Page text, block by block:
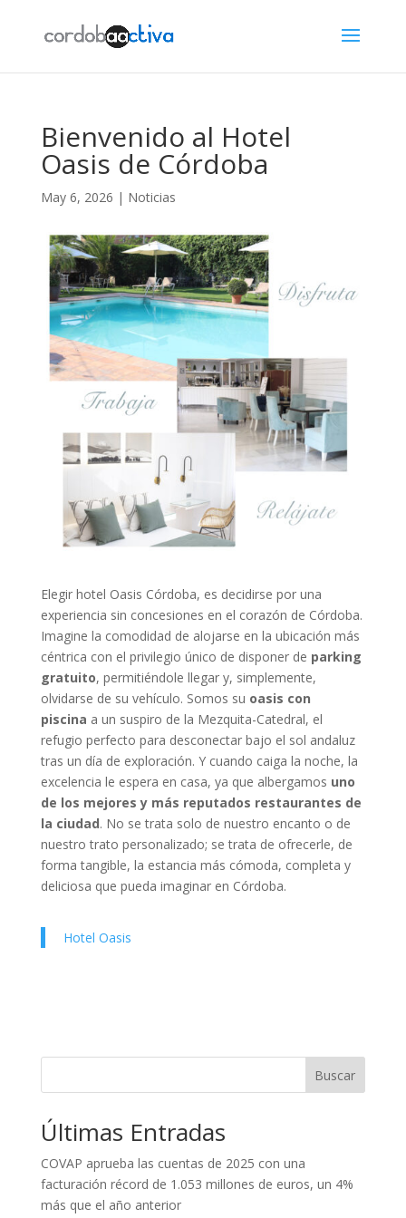
Bienvenido al Hotel
Oasis de Córdoba
May 6, 2026 | Noticias
Elegir hotel Oasis Córdoba, es decidirse por una
experiencia sin concesiones en el corazón de Córdoba.
Imagine la comodidad de alojarse en la ubicación más
céntrica con el privilegio único de disponer de parking
gratuito, permitiéndole llegar y, simplemente,
olvidarse de su vehículo. Somos su oasis con
piscina a un suspiro de la Mezquita-Catedral, el
refugio perfecto para desconectar bajo el sol andaluz
tras un día de exploración. Y cuando caiga la noche, la
excelencia le espera en casa, ya que albergamos uno
de los mejores y más reputados restaurantes de
la ciudad. No se trata solo de nuestro encanto o de
nuestro trato personalizado; se trata de ofrecerle, de
forma tangible, la estancia más cómoda, completa y
deliciosa que pueda imaginar en Córdoba.
Hotel Oasis
Buscar
Últimas Entradas
COVAP aprueba las cuentas de 2025 con una
facturación récord de 1.053 millones de euros, un 4%
más que el año anterior